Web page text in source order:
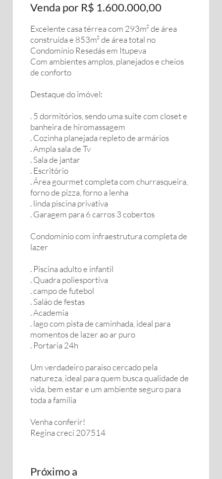
Venda por R$ 1.600.000,00
Excelente casa térrea com 293m² de área
construída e 853m² de área total no
Condomínio Resedás em Itupeva
Com ambientes amplos, planejados e cheios
de conforto
Destaque do imóvel:
. 5 dormitórios, sendo uma suíte com closet e
banheira de hiromassagem
. Cozinha planejada repleto de armários
. Ampla sala de Tv
. Sala de jantar
. Escritório
. Área gourmet completa com churrasqueira,
forno de pizza, forno a lenha
. linda piscina privativa
. Garagem para 6 carros 3 cobertos
Condomínio com infraestrutura completa de
lazer
. Piscina adulto e infantil
. Quadra poliesportiva
. campo de futebol
. Salão de festas
. Academia
. lago com pista de caminhada, ideal para
momentos de lazer ao ar puro
. Portaria 24h
Um verdadeiro paraiso cercado pela
natureza, ideal para quem busca qualidade de
vida, bem estar e um ambiente seguro para
toda a família
Venha conferir!
Regina creci 207514
Próximo a